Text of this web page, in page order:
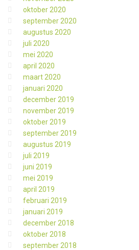
oktober 2020
september 2020
augustus 2020
juli 2020
mei 2020
april 2020
maart 2020
januari 2020
december 2019
november 2019
oktober 2019
september 2019
augustus 2019
juli 2019
juni 2019
mei 2019
april 2019
februari 2019
januari 2019
december 2018
oktober 2018
september 2018